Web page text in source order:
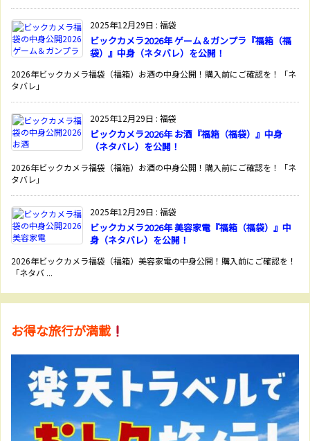
2025年12月29日 : 福袋
ビックカメラ2026年 ゲーム＆ガンプラ『福箱（福
袋）』中身（ネタバレ）を公開！
2026年ビックカメラ福袋（福箱）お酒の中身公開！購入前にご確認を！「ネ
タバレ」
2025年12月29日 : 福袋
ビックカメラ2026年 お酒『福箱（福袋）』中身
（ネタバレ）を公開！
2026年ビックカメラ福袋（福箱）お酒の中身公開！購入前にご確認を！「ネ
タバレ」
2025年12月29日 : 福袋
ビックカメラ2026年 美容家電『福箱（福袋）』中
身（ネタバレ）を公開！
2026年ビックカメラ福袋（福箱）美容家電の中身公開！購入前にご確認を！
「ネタバ ...
お得な旅行が満載